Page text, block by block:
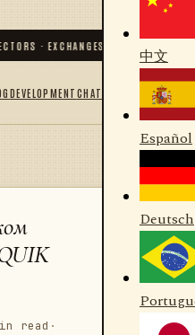
· EXCHANGES · BROKERS ·
DEVELOPMENTCHAT
中文
Español
Deutsch
read ·